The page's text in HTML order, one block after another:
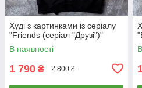
Худі з картинками із серіалу
"Friends (серіал "Друзі")"
В наявності
1 790 ₴ 2 800 ₴